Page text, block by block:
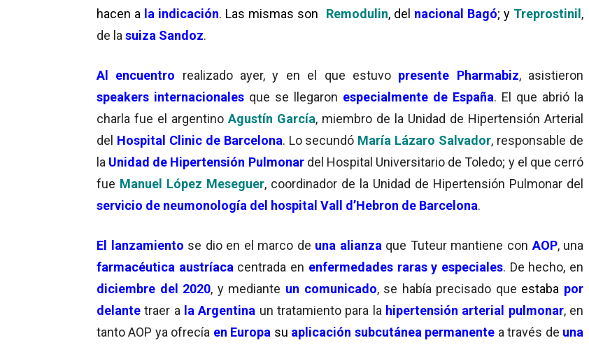
hacen a la indicación. Las mismas son Remodulin, del nacional Bagó; y Treprostinil,
de la suiza Sandoz.
Al encuentro realizado ayer, y en el que estuvo presente Pharmabiz, asistieron
speakers internacionales que se llegaron especialmente de España. El que abrió la
charla fue el argentino Agustín García, miembro de la Unidad de Hipertensión Arterial
del Hospital Clinic de Barcelona. Lo secundó María Lázaro Salvador, responsable de
la Unidad de Hipertensión Pulmonar del Hospital Universitario de Toledo; y el que cerró
fue Manuel López Meseguer, coordinador de la Unidad de Hipertensión Pulmonar del
servicio de neumonología del hospital Vall d’Hebron de Barcelona.
El lanzamiento se dio en el marco de una alianza que Tuteur mantiene con AOP, una
farmacéutica austríaca centrada en enfermedades raras y especiales. De hecho, en
diciembre del 2020, y mediante un comunicado, se había precisado que estaba por
delantetraer a la Argentina un tratamiento para la hipertensión arterial pulmonar, en
tanto AOP ya ofrecía en Europa su aplicación subcutánea permanente a través de una